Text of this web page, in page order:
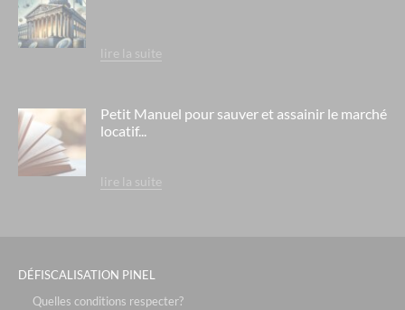
lire la suite
Petit Manuel pour sauver et assainir le marché
locatif...
lire la suite
DÉFISCALISATION PINEL
Quelles conditions respecter?